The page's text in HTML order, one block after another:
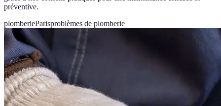
préventive.
plomberieParisproblèmes de plomberie